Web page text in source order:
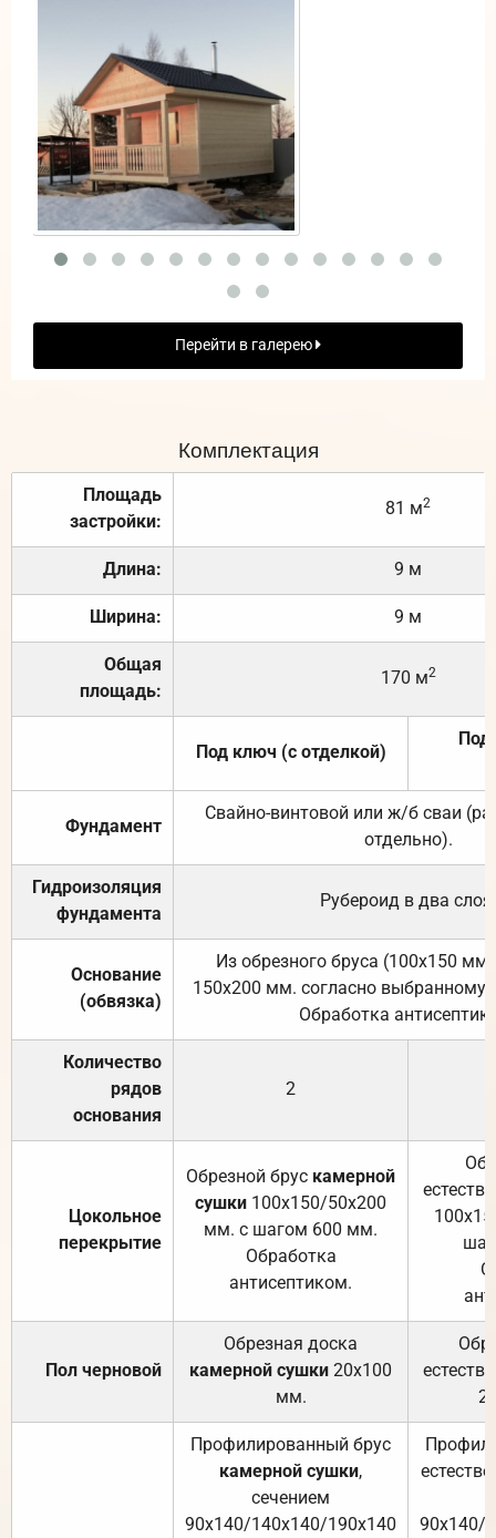
Перейти в галерею
Комплектация
Площадь
застройки:
81 м2
Длина: 9 м
Ширина: 9 м
Общая
площадь:
170 м2
Под ключ (с отделкой)
Под
Фундамент
Свайно-винтовой или ж/б сваи
отдельно).
Гидроизоляция
фундамента
Рубероид в два слоя.
Основание
(обвязка)
Из обрезного бруса (100х150
150х200 мм. согласно выбранному
Обработка
Количество
рядов
основания
2
Цокольное
перекрытие
Обрезной брус камерной
сушки 100х150/50х200
мм. с шагом 600 мм.
Обработка
антисептиком.
Пол черновой
Обрезная доска
камерной сушки 20х100
мм.
Профилированный брус
камерной сушки,
сечением
90х140/140х140/190х140
90х140/